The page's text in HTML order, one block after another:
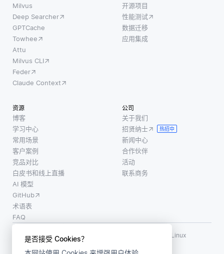
是否接受 Cookies？
Milvus
Deep Searcher
GPTCache
Towhee
Attu
Milvus CLI
Feder
Claude Context
开源项目
性能测试
数据迁移
应用集成
资源
博客
学习中心
常用场景
客户案例
竞品对比
白皮书和线上直播
AI 模型
GitHub
术语表
FAQ
公司
关于我们
招贤纳士
热招中
新闻中心
合作伙伴
活动
联系商务
使用条款
LF AI、LF AI & Data、Milvus，以及相关的开源项目名称为 Linux
Foundation 所有商标